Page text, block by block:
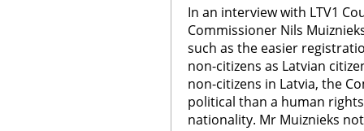
In an interview with LTV1
Commissioner Nils
such as the easier
non-citizens as Latvian
non-citizens in Latvia, the
political than a human
nationality. Mr Muiznieks